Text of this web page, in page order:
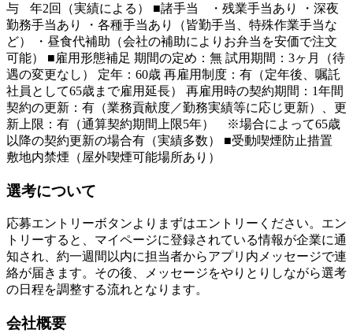
与 年2回（実績による） ■諸手当 ・残業手当あり ・深夜
勤務手当あり ・各種手当あり（皆勤手当、特殊作業手当な
ど） ・昼食代補助（会社の補助によりお弁当を安価で注文
可能） ■雇用形態補足 期間の定め：無 試用期間：3ヶ月（待
遇の変更なし） 定年：60歳 再雇用制度：有（定年後、嘱託
社員として65歳まで雇用延長） 再雇用時の契約期間：1年間
契約の更新：有（業務貢献度／勤務実績等に応じ更新）、更
新上限：有（通算契約期間上限5年） ※場合によって65歳
以降の契約更新の場合有（実績多数） ■受動喫煙防止措置
敷地内禁煙（屋外喫煙可能場所あり）
選考について
応募エントリーボタンよりまずはエントリーください。エン
トリーすると、マイページに登録されている情報が企業に通
知され、約一週間以内に担当者からアプリ内メッセージで連
絡が届きます。その後、メッセージをやりとりしながら選考
の日程を調整する流れとなります。
会社概要